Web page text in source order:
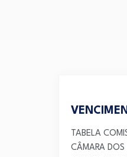
TABELA
CÂMARA DOS